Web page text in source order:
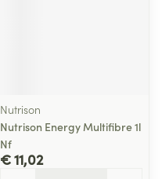
Nutrison
Nutrison Energy Multifibre 1l
Nf
€ 11,02